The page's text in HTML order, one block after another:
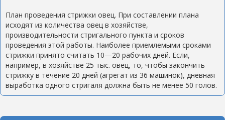
План проведения стрижки овец. При составлении плана
исходят из количества овец в хозяйстве,
производительности стригального пункта и сроков
проведения этой работы. Наиболее приемлемыми сроками
стрижки принято считать 10—20 рабочих дней. Если,
например, в хозяйстве 25 тыс. овец, то, чтобы закончить
стрижку в течение 20 дней (агрегат из 36 машинок), дневная
выработка одного стригаля должна быть не менее 50 голов.